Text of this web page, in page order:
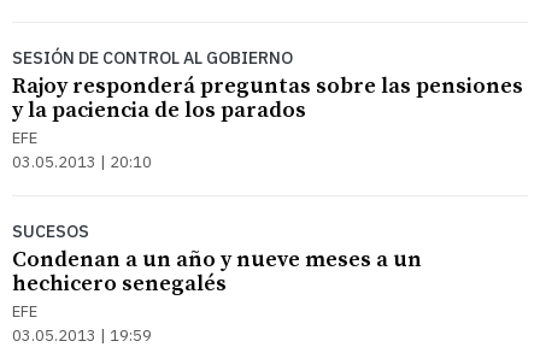
SESIÓN DE CONTROL AL GOBIERNO
Rajoy responderá preguntas sobre las pensiones
y la paciencia de los parados
EFE
03.05.2013 | 20:10
SUCESOS
Condenan a un año y nueve meses a un
hechicero senegalés
EFE
03.05.2013 | 19:59